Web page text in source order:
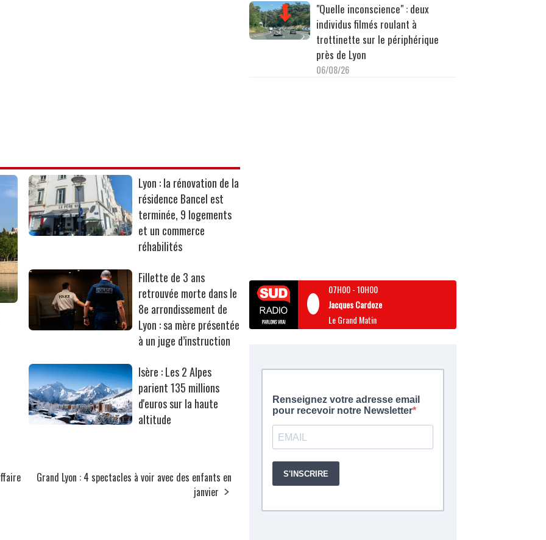
Lyon : la rénovation de la
résidence Bancel est
terminée, 9 logements
et un commerce
réhabilités
Fillette de 3 ans
retrouvée morte dans le
8e arrondissement de
Lyon : sa mère présentée
à un juge d’instruction
Isère : Les 2 Alpes
parient 135 millions
d'euros sur la haute
altitude
Grand Lyon : 4 spectacles à voir avec des enfants en
janvier
"Quelle inconscience" : deux
individus filmés roulant à
trottinette sur le périphérique
près de Lyon
06/08/26
07H00-10H00
Jacques Cardoze
Le Grand Matin